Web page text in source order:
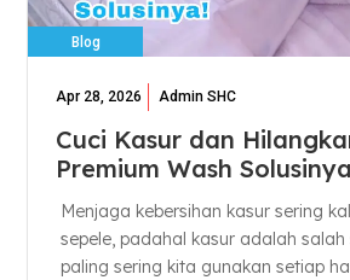
Blog
Apr 28, 2026 Admin SHC
Cuci Kasur dan
Premium Wash
Menjaga kebersihan kasur sering
sepele, padahal kasur adalah
paling sering kita gunakan setiap